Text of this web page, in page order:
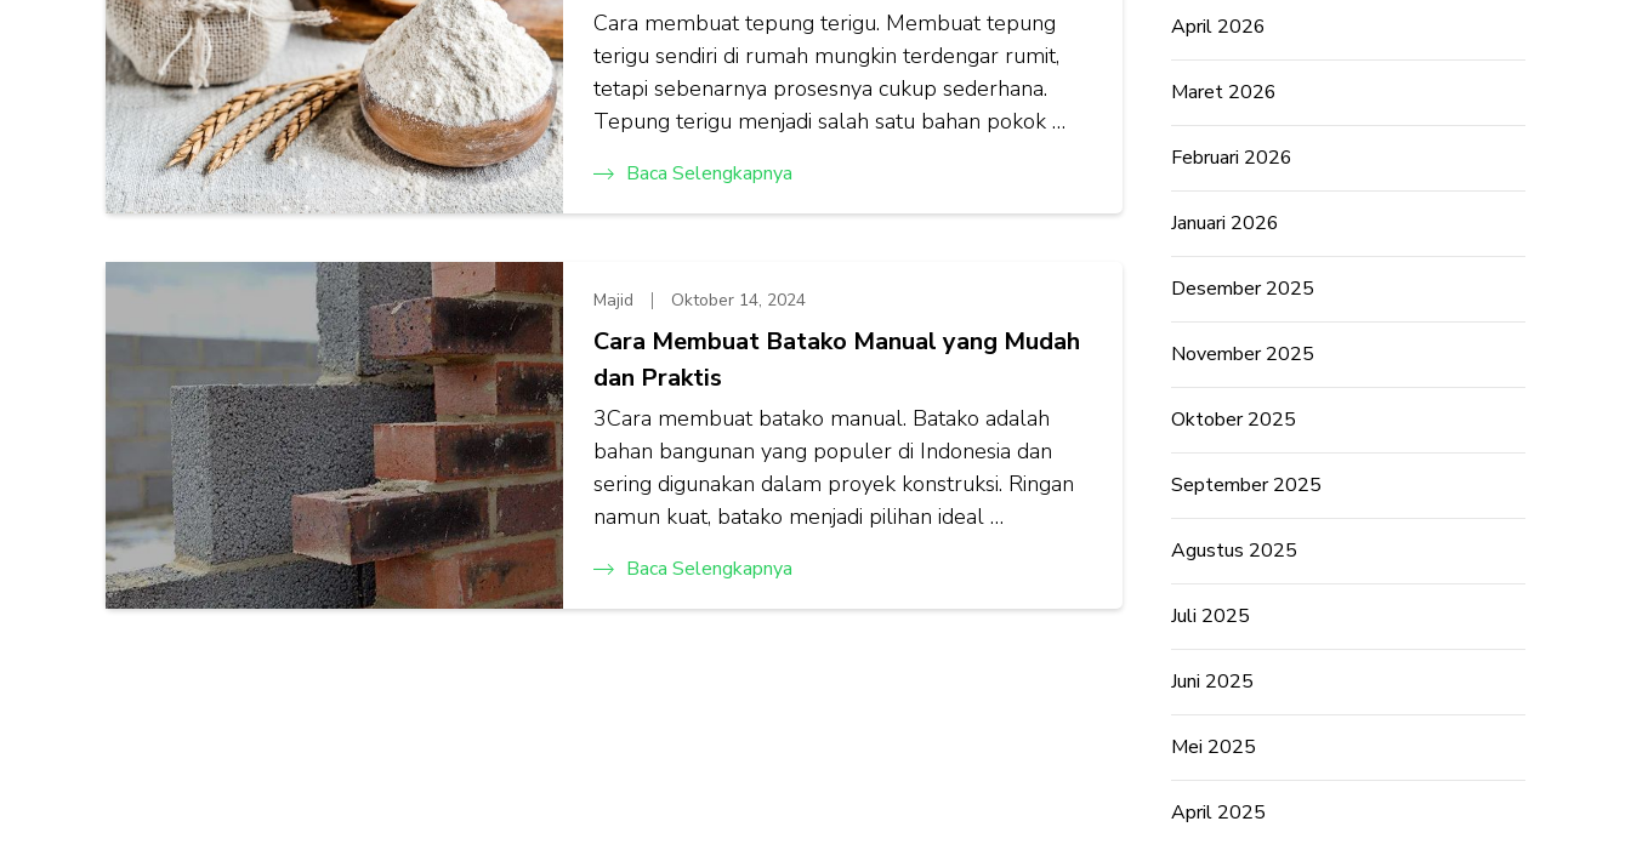
Cara membuat tepung terigu. Membuat tepung
terigu sendiri di rumah mungkin terdengar rumit,
tetapi sebenarnya prosesnya cukup sederhana.
Tepung terigu menjadi salah satu bahan pokok …
Baca Selengkapnya
Majid Oktober 14, 2024
Cara Membuat Batako Manual yang Mudah
dan Praktis
3Cara membuat batako manual. Batako adalah
bahan bangunan yang populer di Indonesia dan
sering digunakan dalam proyek konstruksi. Ringan
namun kuat, batako menjadi pilihan ideal …
Baca Selengkapnya
April 2026
Maret 2026
Februari 2026
Januari 2026
Desember 2025
November 2025
Oktober 2025
September 2025
Agustus 2025
Juli 2025
Juni 2025
Mei 2025
April 2025